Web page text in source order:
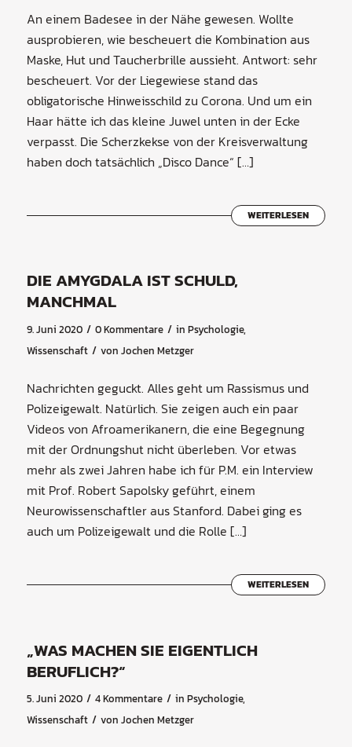
An einem Badesee in der Nähe gewesen. Wollte
ausprobieren, wie bescheuert die Kombination aus
Maske, Hut und Taucherbrille aussieht. Antwort: sehr
bescheuert. Vor der Liegewiese stand das
obligatorische Hinweisschild zu Corona. Und um ein
Haar hätte ich das kleine Juwel unten in der Ecke
verpasst. Die Scherzkekse von der Kreisverwaltung
haben doch tatsächlich „Disco Dance“ […]
WEITERLESEN
DIE AMYGDALA IST SCHULD,
MANCHMAL
9. Juni 2020 / 0 Kommentare / in Psychologie,
Wissenschaft / von Jochen Metzger
Nachrichten geguckt. Alles geht um Rassismus und
Polizeigewalt. Natürlich. Sie zeigen auch ein paar
Videos von Afroamerikanern, die eine Begegnung
mit der Ordnungshut nicht überleben. Vor etwas
mehr als zwei Jahren habe ich für P.M. ein Interview
mit Prof. Robert Sapolsky geführt, einem
Neurowissenschaftler aus Stanford. Dabei ging es
auch um Polizeigewalt und die Rolle […]
WEITERLESEN
„WAS MACHEN SIE EIGENTLICH
BERUFLICH?“
5. Juni 2020 / 4 Kommentare / in Psychologie,
Wissenschaft / von Jochen Metzger